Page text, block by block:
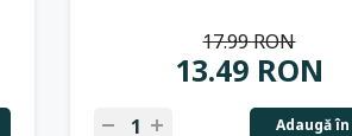
13.49 RON
17.99 RON
Adaugă